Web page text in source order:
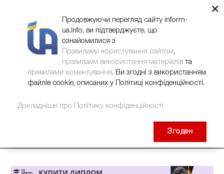
×
Продовжуючи перегляд сайту inform-
ua.info, ви підтверджуєте, що
ознайомилися з
Правилами користування сайтом,
правилами використання матеріалів та
правилами коментування. Ви згодні з використанням
файлів cookie, описаних у Політиці конфіденційності.
Докладніше про Політику конфіденційності
Згоден